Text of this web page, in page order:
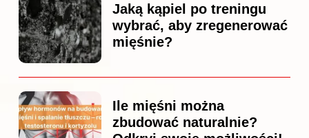
Jaką kąpiel po treningu
wybrać, aby zregenerować
mięśnie?
Ile mięśni można
zbudować naturalnie?